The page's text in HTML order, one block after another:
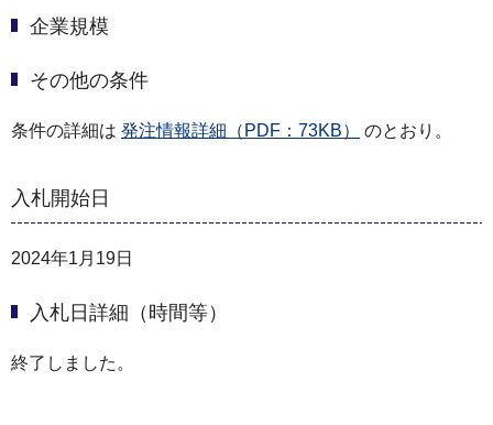
企業規模
その他の条件
条件の詳細は 発注情報詳細（PDF：73KB） のとおり。
入札開始日
2024年1月19日
入札日詳細（時間等）
終了しました。